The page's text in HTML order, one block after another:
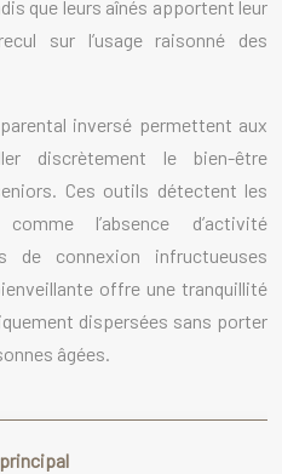
que leurs aînés apportent leur
sur l’usage raisonné des
inversé permettent aux
discrètement le bien-être
Ces outils détectent les
l’absence d’activité
de connexion infructueuses
offre une tranquillité
dispersées sans porter
âgées.